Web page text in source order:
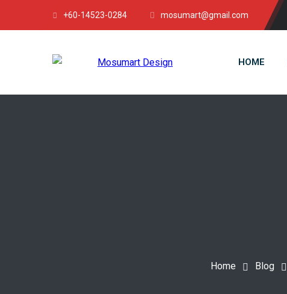
+60-14523-0284 mosumart@gmail.com
HOME
Home Blog